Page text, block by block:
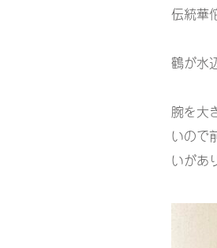
伝統華
鶴が水
腕を大
いので
いがあ